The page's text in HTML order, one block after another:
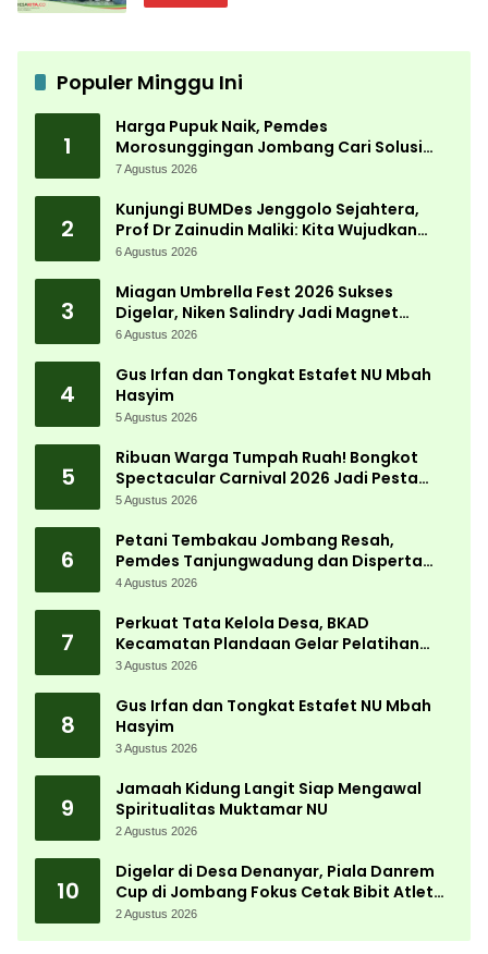
Populer Minggu Ini
1
Harga Pupuk Naik, Pemdes
Morosunggingan Jombang Cari Solusi
Lewat Kajian Akademik
7 Agustus 2026
2
Kunjungi BUMDes Jenggolo Sejahtera,
Prof Dr Zainudin Maliki: Kita Wujudkan
Kemandirian Ekonomi dengan Potensi
6 Agustus 2026
3
Miagan Umbrella Fest 2026 Sukses
Digelar, Niken Salindry Jadi Magnet
Ribuan Pengunjung
6 Agustus 2026
4
Gus Irfan dan Tongkat Estafet NU Mbah
Hasyim
5 Agustus 2026
5
Ribuan Warga Tumpah Ruah! Bongkot
Spectacular Carnival 2026 Jadi Pesta
Kemerdekaan Terbesar di Peterongan
5 Agustus 2026
6
Petani Tembakau Jombang Resah,
Pemdes Tanjungwadung dan Disperta
Bergerak Cepat
4 Agustus 2026
7
Perkuat Tata Kelola Desa, BKAD
Kecamatan Plandaan Gelar Pelatihan
Aparatur Pemdes
3 Agustus 2026
8
Gus Irfan dan Tongkat Estafet NU Mbah
Hasyim
3 Agustus 2026
9
Jamaah Kidung Langit Siap Mengawal
Spiritualitas Muktamar NU
2 Agustus 2026
10
Digelar di Desa Denanyar, Piala Danrem
Cup di Jombang Fokus Cetak Bibit Atlet
Menembak Berprestasi
2 Agustus 2026